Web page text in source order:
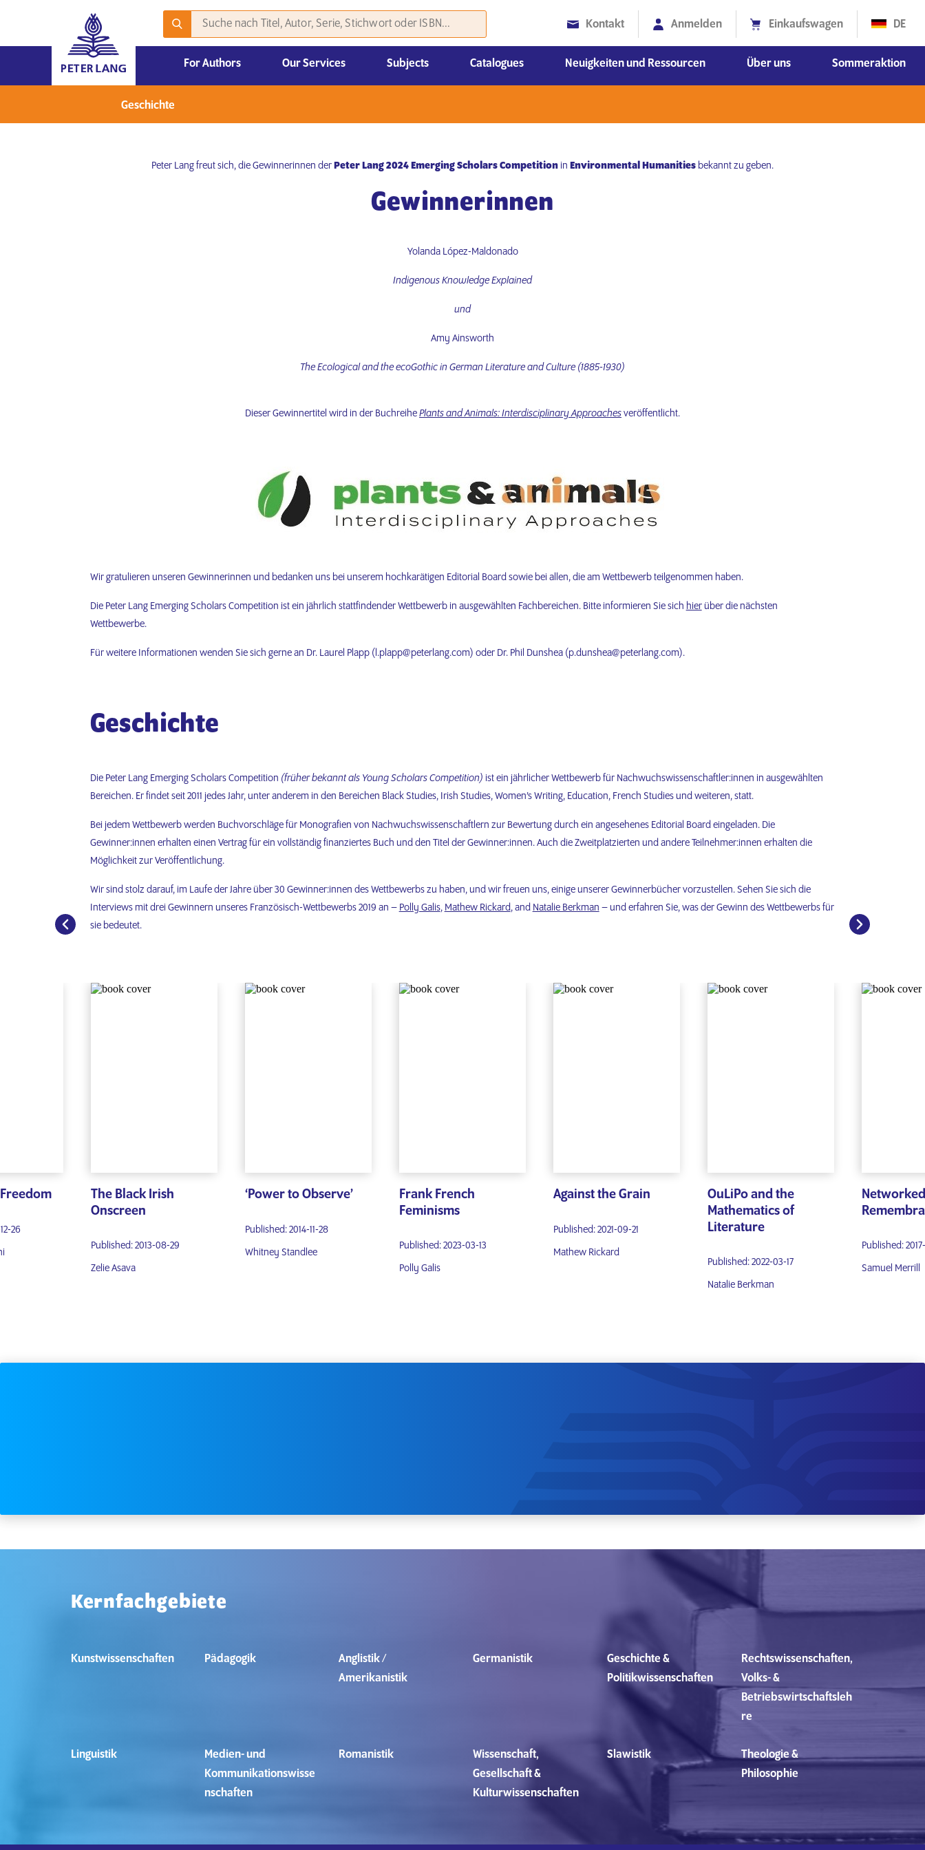
Kontakt Anmelden Einkaufswagen DE
For Authors Our Services Subjects Catalogues Neuigkeiten und Ressourcen Über uns Sommeraktion
Geschichte
Peter Lang freut sich, die Gewinnerinnen der Peter Lang 2024 Emerging Scholars Competition in Environmental Humanities bekannt zu geben.
Gewinnerinnen
Yolanda López-Maldonado
Indigenous Knowledge Explained
und
Amy Ainsworth
The Ecological and the ecoGothic in German Literature and Culture (1885-1930)
Dieser Gewinnertitel wird in der BuchreihePlants and Animals: Interdisciplinary Approachesveröffentlicht.
Wir gratulieren unseren Gewinnerinnen und bedanken uns bei unserem hochkarätigen Editorial Board sowie bei allen, die am Wettbewerb teilgenommen haben.
Die Peter Lang Emerging Scholars Competition ist ein jährlich stattfindender Wettbewerb in ausgewählten Fachbereichen. Bitte informieren Sie sich hierüber die nächsten
Wettbewerbe.
Für weitere Informationen wenden Sie sich gerne an Dr. Laurel Plapp (l.plapp@peterlang.com) oder Dr. Phil Dunshea (p.dunshea@peterlang.com).
Geschichte
Die Peter Lang Emerging Scholars Competition (früher bekannt als Young Scholars Competition) ist ein jährlicher Wettbewerb für Nachwuchswissenschaftler:innen in ausgewählten
Bereichen. Er findet seit 2011 jedes Jahr, unter anderem in den Bereichen Black Studies, Irish Studies, Women’s Writing, Education, French Studies und weiteren, statt.
Bei jedem Wettbewerb werden Buchvorschläge für Monografien von Nachwuchswissenschaftlern zur Bewertung durch ein angesehenes Editorial Board eingeladen. Die
Gewinner:innen erhalten einen Vertrag für ein vollständig finanziertes Buch und den Titel der Gewinner:innen. Auch die Zweitplatzierten und andere Teilnehmer:innen erhalten die
Möglichkeit zur Veröffentlichung.
Wir sind stolz darauf, im Laufe der Jahre über 30 Gewinner:innen des Wettbewerbs zu haben, und wir freuen uns, einige unserer Gewinnerbücher vorzustellen. Sehen Sie sich die
Interviews mit drei Gewinnern unseres Französisch-Wettbewerbs 2019 an – Polly Galis, Mathew Rickard, and Natalie Berkman – und erfahren Sie, was der Gewinn des Wettbewerbs für
sie bedeutet.
26
The Black Irish
Onscreen
Published: 2013-08-29
Zelie Asava
‘Power to Observe’
Published: 2014-11-28
Whitney Standlee
Frank French
Feminisms
Published: 2023-03-13
Polly Galis
Against the Grain
Published: 2021-09-21
Mathew Rickard
OuLiPo and the
Mathematics of
Literature
Published: 2022-03-17
Natalie Berkman
Networked
Published:
Samuel Merrill
Kernfachgebiete
Kunstwissenschaften Pädagogik
Anglistik /
Amerikanistik
Germanistik
Geschichte &
Politikwissenschaften
Rechtswissenschaften,
Volks- &
Betriebswirtschaftsleh
re
Linguistik
Medien- und
Kommunikationswisse
nschaften
Romanistik
Wissenschaft,
Gesellschaft &
Kulturwissenschaften
Slawistik
Theologie &
Philosophie